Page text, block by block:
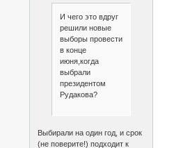
И чего это вдруг
решили новые
выборы провести
в конце
июня,когда
выбрали
президентом
Рудакова?
Выбирали на один год, и срок
(не поверите!) подходит к